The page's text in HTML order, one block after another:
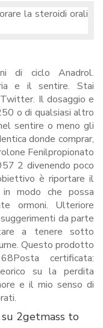
di ciclo Anadrol.
e il sentire. Stai
Il dosaggio e
o di qualsiasi altro
sentire o meno gli
donde comprar,
Fenilpropionato
2 divenendo poco
è riportare il
modo che possa
ormoni. Ulteriore
da parte
a tenere sotto
Questo prodotto
certificata:
su la perdita
e il mio senso di
2getmass to